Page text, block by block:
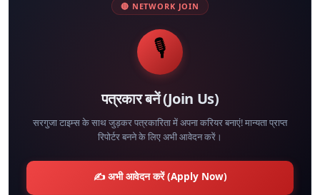
🔴 NETWORK JOIN
🎙️
पत्रकार बनें (Join Us)
सरगुजा टाइम्स के साथ जुड़कर पत्रकारिता में अपना करियर बनाएं! मान्यता प्राप्त
रिपोर्टर बनने के लिए अभी आवेदन करें।
✍️ अभी आवेदन करें (Apply Now)